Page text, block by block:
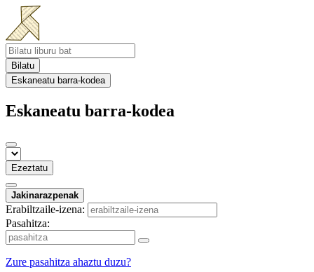
Bilatu
Eskaneatu barra-kodea
Eskaneatu barra-kodea
Ezeztatu
Jakinarazpenak
Erabiltzaile-izena:
Pasahitza:
Zure pasahitza ahaztu duzu?